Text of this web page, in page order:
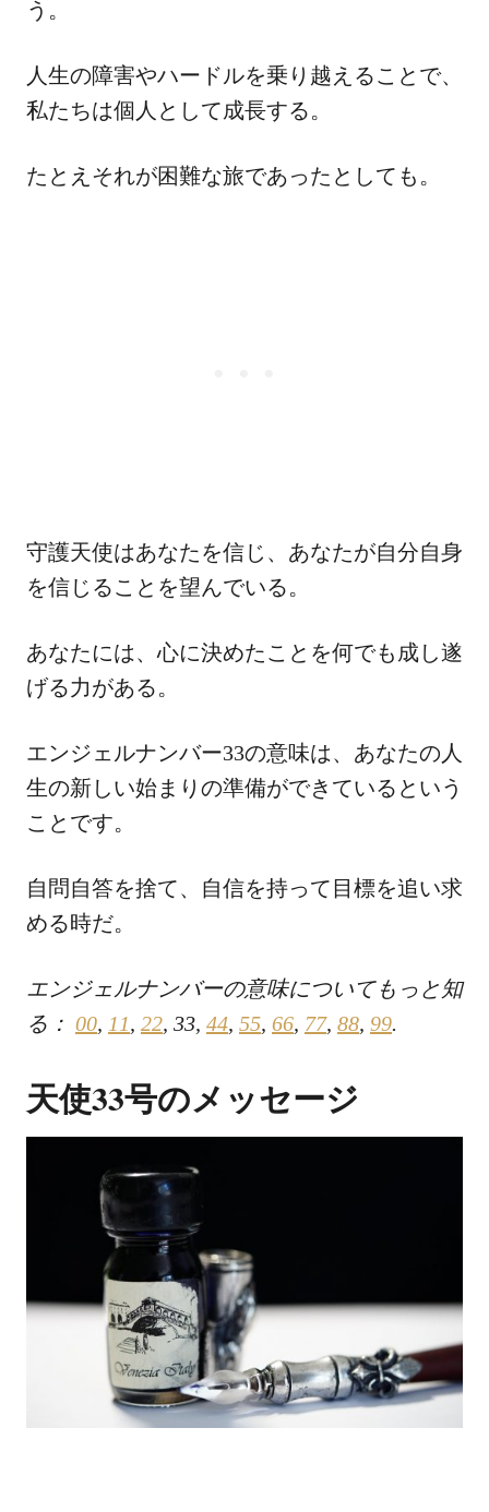
う。
人生の障害やハードルを乗り越えることで、
私たちは個人として成長する。
たとえそれが困難な旅であったとしても。
守護天使はあなたを信じ、あなたが自分自身
を信じることを望んでいる。
あなたには、心に決めたことを何でも成し遂
げる力がある。
エンジェルナンバー33の意味は、あなたの人
生の新しい始まりの準備ができているという
ことです。
自問自答を捨て、自信を持って目標を追い求
める時だ。
エンジェルナンバーの意味についてもっと知
る： 00, 11, 22, 33, 44, 55, 66, 77, 88, 99.
天使33号のメッセージ